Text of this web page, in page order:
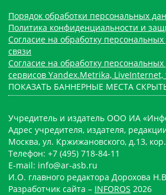
Порядок обработки персональных
Политика конфиденциальности и
Согласие на обработку
связи
Согласие на обработку
сервисов Yandex.Metrika,
ПОКАЗАТЬ БАННЕРНЫЕ МЕСТА
Учредитель и издатель ООО ИА
Адрес учредителя, издателя,
Москва, ул. Кржижановского, д.13,
Телефон: +7 (495) 718-84-11
E-mail: info@ar-asb.ru
И.О. главного редактора Дорохова
Разработчик сайта – INFOROS 2026